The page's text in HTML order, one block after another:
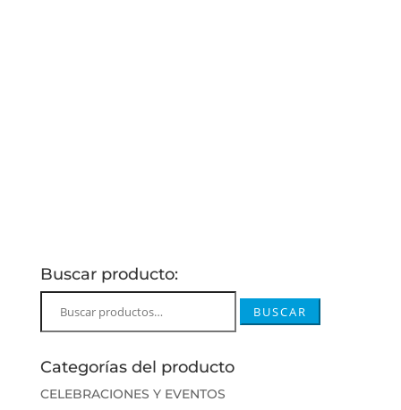
Buscar producto:
por:
BUSCAR
Categorías del producto
CELEBRACIONES Y EVENTOS